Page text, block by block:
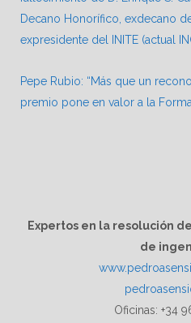
Decano Honorífico, exdecano
expresidente del INITE (actual
Pepe Rubio: “Más que un
premio pone en valor a la
Expertos en la resolución
de
Oficinas: +34